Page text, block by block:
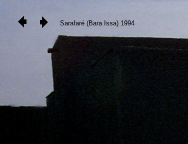
Sarafaré (Bara Issa) 1994